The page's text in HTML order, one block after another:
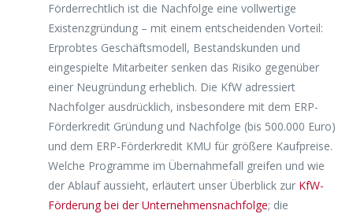
Förderrechtlich ist die Nachfolge eine vollwertige
Existenzgründung – mit einem entscheidenden Vorteil:
Erprobtes Geschäftsmodell, Bestandskunden und
eingespielte Mitarbeiter senken das Risiko gegenüber
einer Neugründung erheblich. Die KfW adressiert
Nachfolger ausdrücklich, insbesondere mit dem ERP-
Förderkredit Gründung und Nachfolge (bis 500.000 Euro)
und dem ERP-Förderkredit KMU für größere Kaufpreise.
Welche Programme im Übernahmefall greifen und wie
der Ablauf aussieht, erläutert unser Überblick zur KfW-
Förderung bei der Unternehmensnachfolge; die